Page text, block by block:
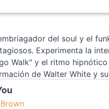
del soul y el
Experimenta la
Walk" y el ritmo
de Walter White y